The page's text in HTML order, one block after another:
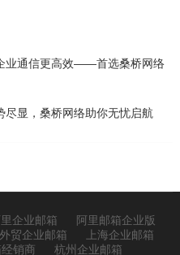
业通信更高效——首选桑桥网络
显，桑桥网络助你无忧启航
企业邮箱
阿里邮箱企业版
外贸企业邮箱
上海企业邮箱
销商 杭州企业邮箱